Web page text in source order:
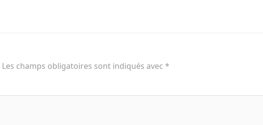
Les champs obligatoires sont indiqués avec *